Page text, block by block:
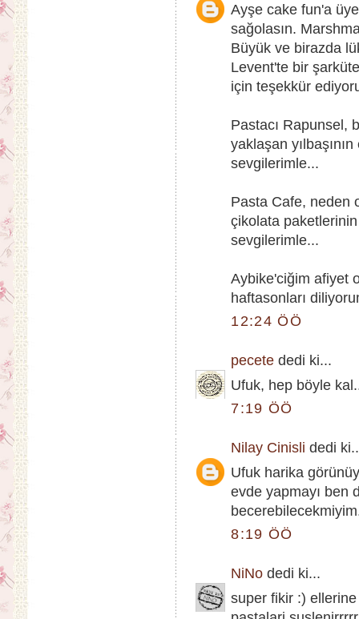
Ayşe cake fun'a
sağolasın.
Büyük ve birazda
Levent'te bir
için teşekkür
Pastacı Rapunsel,
yaklaşan
sevgilerimle...
Pasta Cafe, neden
çikolata
sevgilerimle...
Aybike'ciğim afiyet
haftasonları
12:24 ÖÖ
pecete dedi ki...
Ufuk, hep böyle
7:19 ÖÖ
Nilay Cinisli dedi
Ufuk harika
evde yapmayı ben
8:19 ÖÖ
NiNo dedi ki...
super fikir :)